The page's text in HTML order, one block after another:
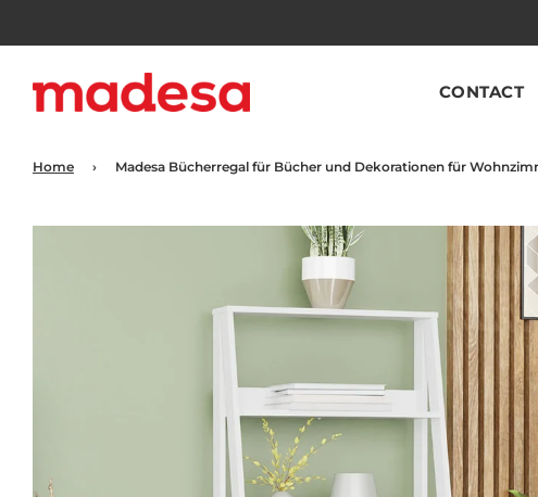
CONTACT
Home › Madesa Bücherregal für Bücher und Dekorationen für